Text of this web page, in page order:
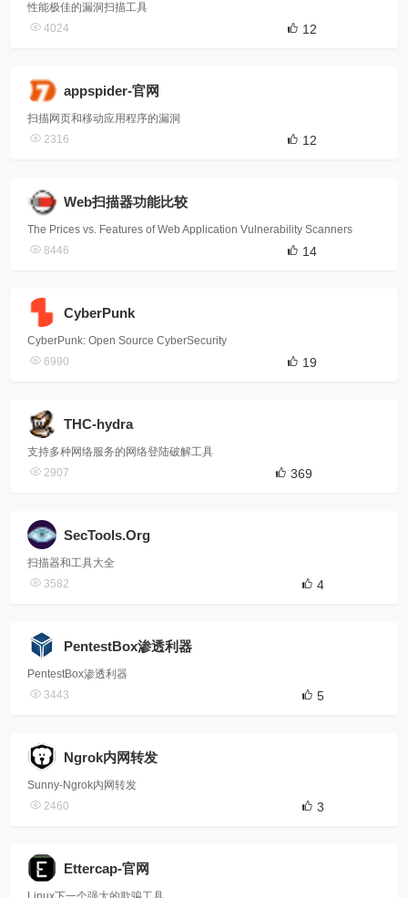
性能极佳的漏洞扫描工具
4024
12
appspider-官网
扫描网页和移动应用程序的漏洞
2316
12
Web扫描器功能比较
The Prices vs. Features of Web Application Vulnerability Scanners
8446
14
CyberPunk
CyberPunk: Open Source CyberSecurity
6990
19
THC-hydra
支持多种网络服务的网络登陆破解工具
2907
369
SecTools.Org
扫描器和工具大全
3582
4
PentestBox渗透利器
PentestBox渗透利器
3443
5
Ngrok内网转发
Sunny-Ngrok内网转发
2460
3
Ettercap-官网